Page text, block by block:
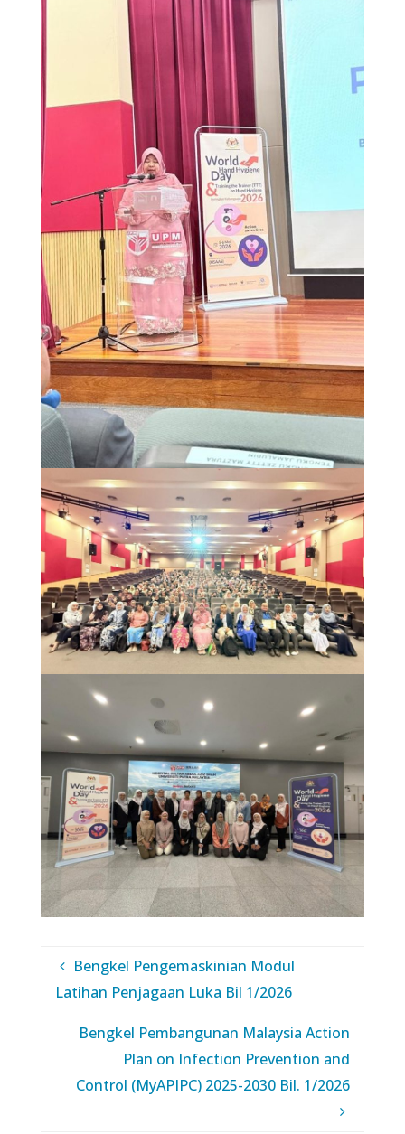
Bengkel Pengemaskinian Modul
Latihan Penjagaan Luka Bil 1/2026
Bengkel Pembangunan Malaysia Action
Plan on Infection Prevention and
Control (MyAPIPC) 2025-2030 Bil. 1/2026